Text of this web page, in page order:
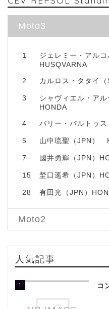
Moto3
1
ジェレミー・アルコ
HUSQVARNA
2 カルロス・タタイ
3
シャヴィエル・アル
HONDA
4 バリー・バルトゥ
5 山中琉聖（JPN）
7 國井勇輝（JPN）
15 埜口遥希（JPN）
28 有田光（JPN）
Moto2
人気記事
1 コ